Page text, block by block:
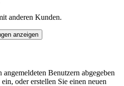
anderen Kunden.
anzeigen
Benutzern abgegeben
oder erstellen Sie einen neuen